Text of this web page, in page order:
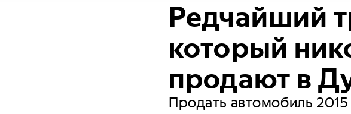
Редчайший
который
продают в
Продать автомобиль